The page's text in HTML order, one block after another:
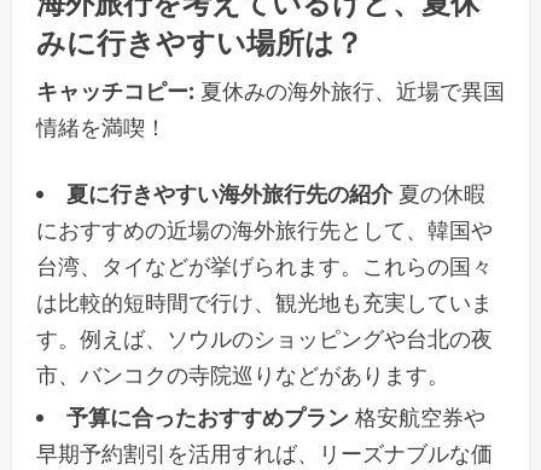
みに行きやすい場所は？
キャッチコピー: 夏休みの海外旅行、近場で異国
情緒を満喫！
夏に行きやすい海外旅行先の紹介夏の休暇
におすすめの近場の海外旅行先として、韓国や
台湾、タイなどが挙げられます。これらの国々
は比較的短時間で行け、観光地も充実していま
す。例えば、ソウルのショッピングや台北の夜
市、バンコクの寺院巡りなどがあります。
予算に合ったおすすめプラン 格安航空券や
早期予約割引を活用すれば、リーズナブルな価